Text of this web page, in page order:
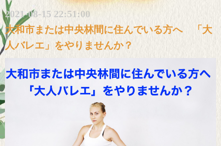
i
o
n
2021-08-15 22:51:00
大和市または中央林間に住んでいる方へ 「大
人バレエ」をやりませんか？